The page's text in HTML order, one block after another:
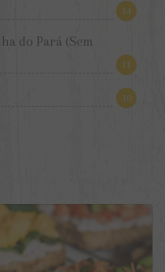
14
do Pará (Sem
11
10